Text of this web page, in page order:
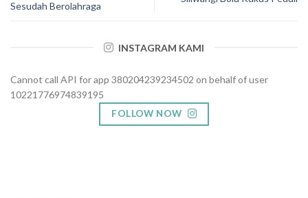
Sesudah Berolahraga
INSTAGRAM KAMI
Cannot call API for app 380204239234502 on behalf of user
10221776974839195
FOLLOW NOW